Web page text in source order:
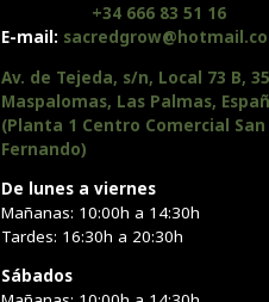
+34 666 83 51 16
E-mail:
Av. de Tejeda, s/n, Local 73 B,
Maspalomas, Las Palmas,
(Planta 1 Centro Comercial San
Fernando)
De lunes a viernes
Mañanas: 10:00h a 14:30h
Tardes: 16:30h a 20:30h
Sábados